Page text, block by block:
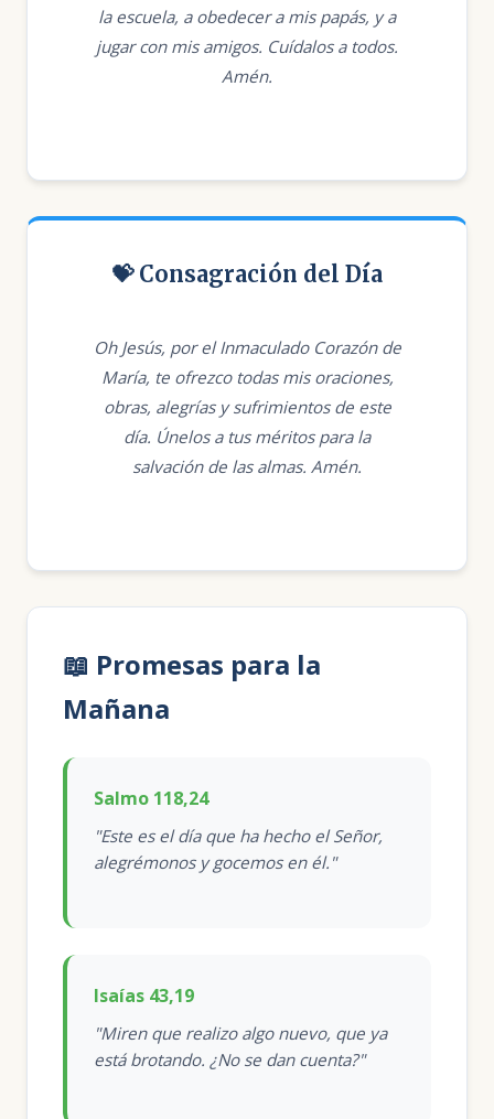
la escuela, a obedecer a mis papás, y a
jugar con mis amigos. Cuídalos a todos.
Amén.
💝 Consagración del Día
Oh Jesús, por el Inmaculado Corazón de
María, te ofrezco todas mis oraciones,
obras, alegrías y sufrimientos de este
día. Únelos a tus méritos para la
salvación de las almas. Amén.
📖 Promesas para la
Mañana
Salmo 118,24
"Este es el día que ha hecho el Señor,
alegrémonos y gocemos en él."
Isaías 43,19
"Miren que realizo algo nuevo, que ya
está brotando. ¿No se dan cuenta?"